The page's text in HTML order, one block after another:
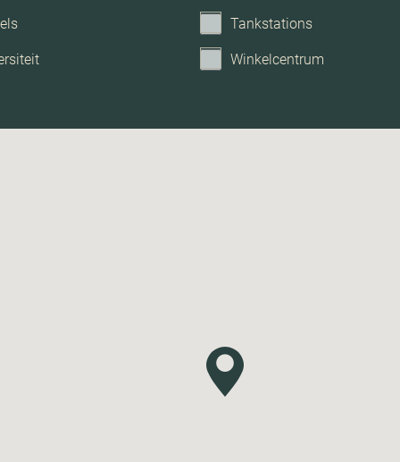
dakraam,
Tankstations
Winkelcentrum